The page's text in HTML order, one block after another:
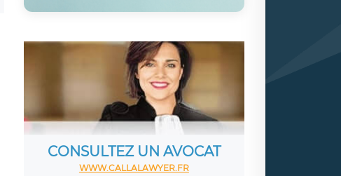
CONSULTEZ UN AVOCAT
WWW.CALLALAWYER.FR